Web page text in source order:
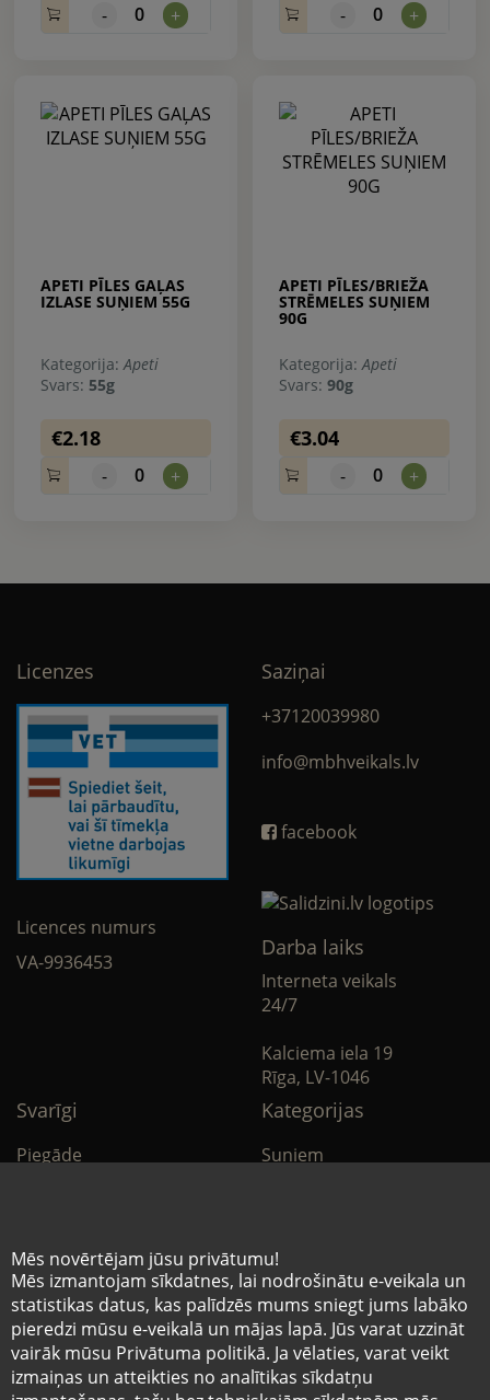
Mēs novērtējam jūsu privātumu!
Mēs izmantojam sīkdatnes, lai nodrošinātu e-veikala un
statistikas datus, kas palīdzēs mums sniegt jums labāko
pieredzi mūsu e-veikalā un mājas lapā. Jūs varat uzzināt
vairāk mūsu Privātuma politikā. Ja vēlaties, varat veikt
izmaiņas un atteikties no analītikas sīkdatņu
- 0 + - 0 +
APETI PĪLES GAĻAS
IZLASE SUŅIEM 55G
Kategorija: Apeti
Svars: 55g
€2.18
- 0 +
APETI PĪLES/BRIEŽA
STRĒMELES SUŅIEM
90G
Kategorija: Apeti
Svars: 90g
€3.04
- 0 +
Licenzes
Licences numurs
VA-9936453
Saziņai
+37120039980
info@mbhveikals.lv
facebook
Darba laiks
Interneta veikals
24/7
Kalciema iela 19
Rīga, LV-1046
Svarīgi
Piegāde
Noteikumi
Privātuma politika
Sīkdatņu noteikumi
Kategorijas
Suņiem
Citi
E-Aptieka